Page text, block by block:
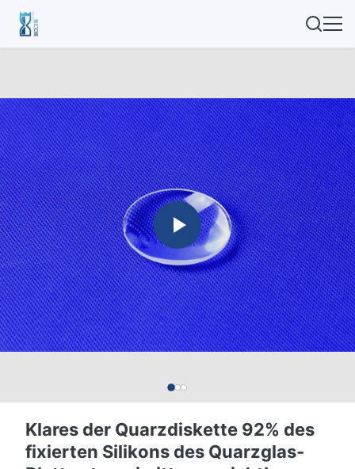
Klares der Quarzdiskette 92% des
fixierten Silikons des Quarzglas-